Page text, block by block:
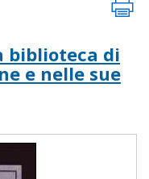
biblioteca di
e nelle sue